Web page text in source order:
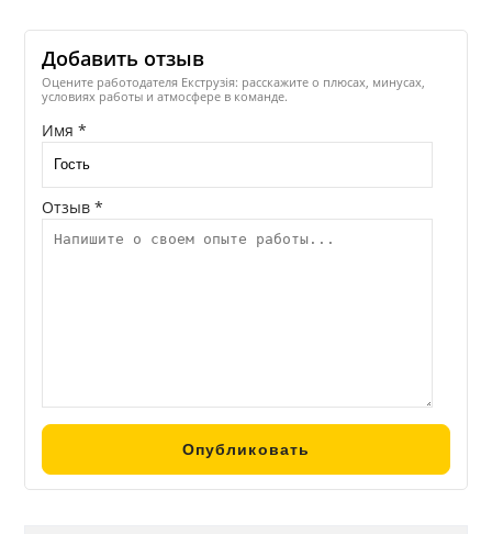
Добавить отзыв
Оцените работодателя Екструзія: расскажите о плюсах, минусах,
условиях работы и атмосфере в команде.
Имя *
Отзыв *